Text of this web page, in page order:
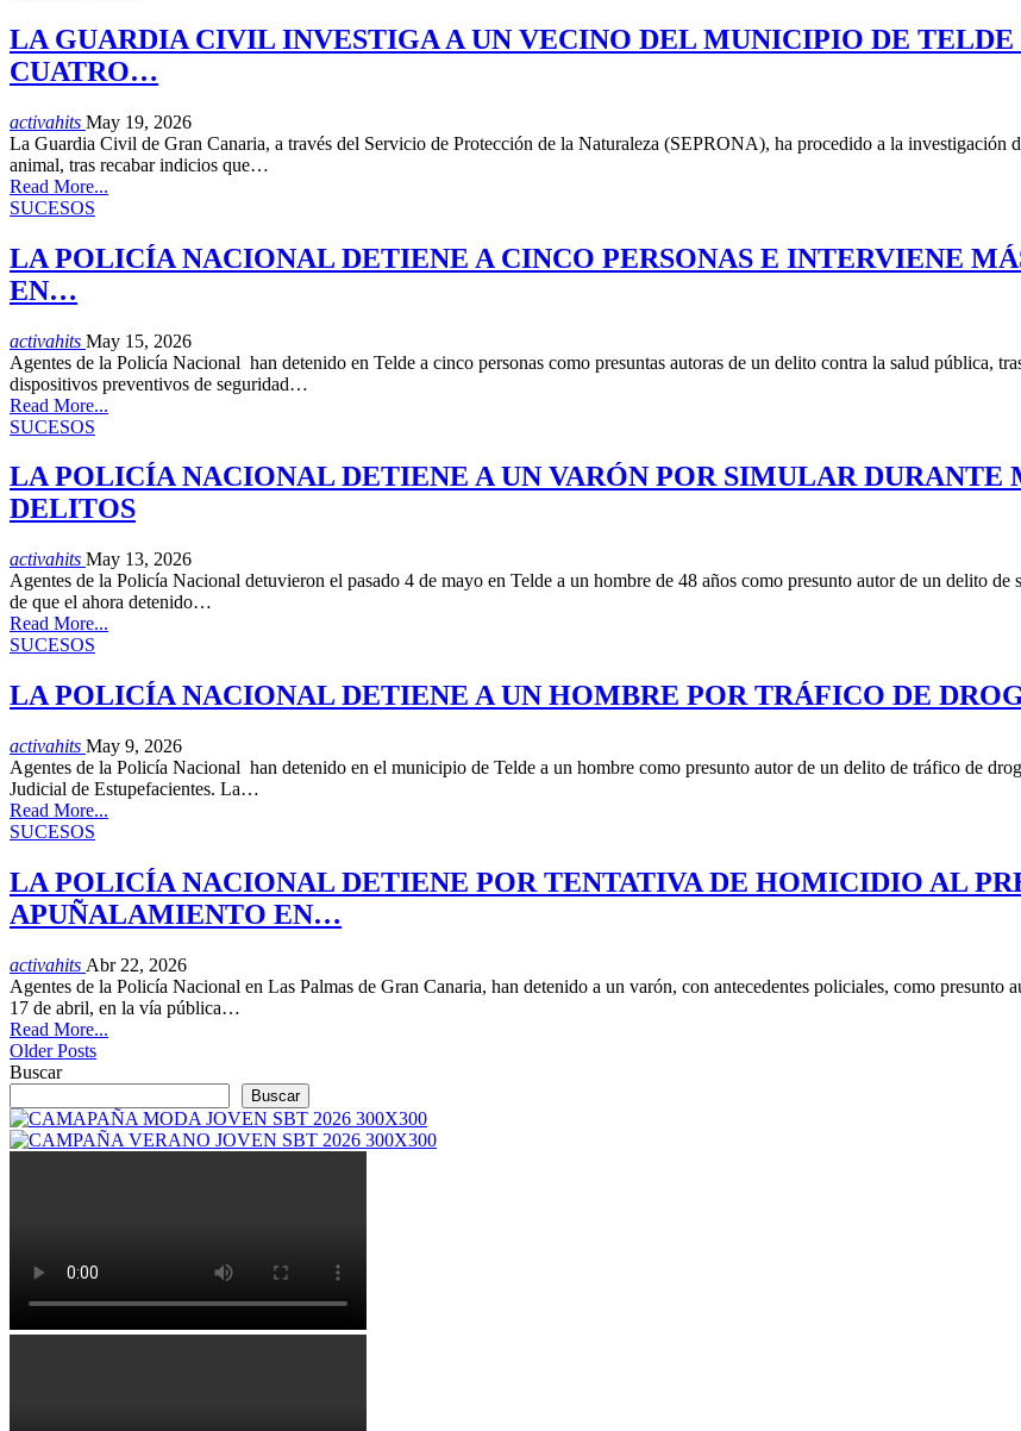
LA GUARDIA CIVIL INVESTIGA A UN VECINO DEL MUNICIPIO DE
CUATRO…
activahits May 19, 2026
La Guardia Civil de Gran Canaria, a través del Servicio de Protección de la Naturaleza (SEPRONA), ha procedido a la investigación
animal, tras recabar indicios que…
Read More...
SUCESOS
LA POLICÍA NACIONAL DETIENE A CINCO PERSONAS E INTERVIENE
EN…
activahits May 15, 2026
Agentes de la Policía Nacional han detenido en Telde a cinco personas como presuntas autoras de un delito contra la salud pública,
dispositivos preventivos de seguridad…
Read More...
SUCESOS
LA POLICÍA NACIONAL DETIENE A UN VARÓN POR SIMULAR DURANTE
DELITOS
activahits May 13, 2026
Agentes de la Policía Nacional detuvieron el pasado 4 de mayo en Telde a un hombre de 48 años como presunto autor de un delito
de que el ahora detenido…
Read More...
SUCESOS
LA POLICÍA NACIONAL DETIENE A UN HOMBRE POR TRÁFICO DE
activahits May 9, 2026
Agentes de la Policía Nacional han detenido en el municipio de Telde a un hombre como presunto autor de un delito de tráfico de
Judicial de Estupefacientes. La…
Read More...
SUCESOS
LA POLICÍA NACIONAL DETIENE POR TENTATIVA DE HOMICIDIO AL
APUÑALAMIENTO EN…
activahits Abr 22, 2026
Agentes de la Policía Nacional en Las Palmas de Gran Canaria, han detenido a un varón, con antecedentes policiales, como
17 de abril, en la vía pública…
Read More...
Older Posts
Buscar
Buscar